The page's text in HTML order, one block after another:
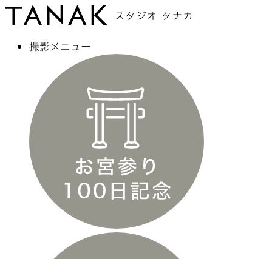
撮影メニュー